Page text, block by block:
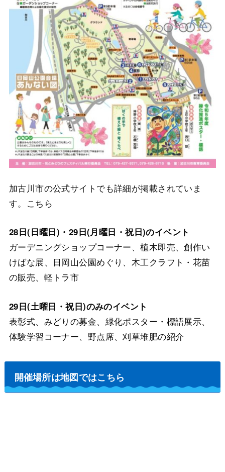
加古川市の公式サイトでも詳細が掲載されていま
す。こちら
28日(日曜日)・29日(月曜日・祝日)のイベント
ガーデニングショップコーナー、植木即売、創作い
けばな展、日岡山公園めぐり、木工クラフト・花苗
の販売、軽トラ市
29日(土曜日・祝日)のみのイベント
表彰式、みどりの募金、緑化ポスター・標語展示、
体験学習コーナー、野点席、刈草堆肥の紹介
開催場所は地図ではこちら